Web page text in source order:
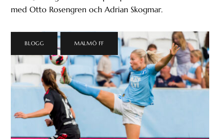
med Otto Rosengren och Adrian Skogmar.
BLOGG MALMÖ FF